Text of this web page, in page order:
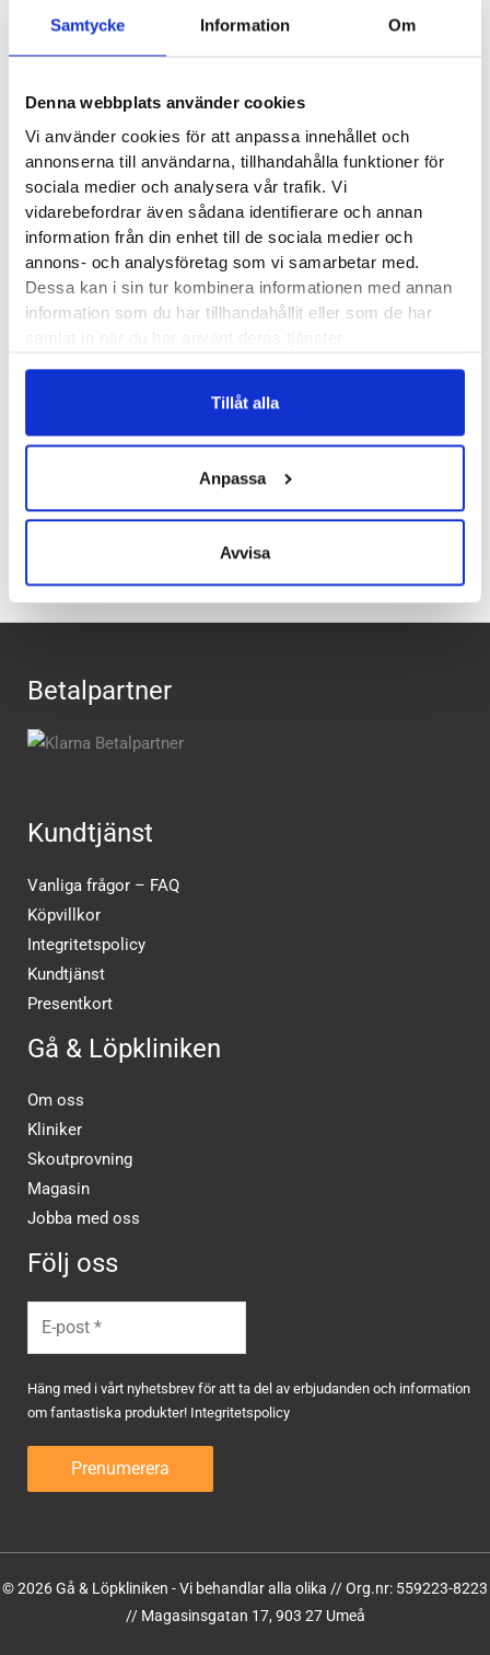
Samtycke Information Om
Denna webbplats använder cookies
Vi använder cookies för att anpassa innehållet och
annonserna till användarna, tillhandahålla funktioner för
sociala medier och analysera vår trafik. Vi
vidarebefordrar även sådana identifierare och annan
information från din enhet till de sociala medier och
annons- och analysföretag som vi samarbetar med.
Dessa kan i sin tur kombinera informationen med annan
information som du har tillhandahållit eller som de har
Tillåt alla
Anpassa
Avvisa
Merrell Moab Speed 2 Leather Waterproof är en walkingsko
byggd med låg vikt och rejäla material. Den ger dig mjuk
mönstring. Med det vattentäta membranet har Merrell
blandat det bästa av två världar och kokat ihop det till en sko
som klarar både turer på asfalt och skogspromenader
ypperligt.
Läst:Normal
Material:Läder, syntet och textil. Vattentätt membran.
Stockholm Storgatan,Umeå,Uppsala,Östersund
Recensioner
Betalpartner
Kundtjänst
Vanliga frågor – FAQ
Köpvillkor
Integritetspolicy
Kundtjänst
Presentkort
Gå & Löpkliniken
Om oss
Kliniker
Skoutprovning
Magasin
Jobba med oss
Följ oss
Häng med i vårt nyhetsbrev för att ta del av erbjudanden och information
om fantastiska produkter! Integritetspolicy
© 2026 Gå & Löpkliniken - Vi behandlar alla olika // Org.nr: 559223-8223
// Magasinsgatan 17, 903 27 Umeå